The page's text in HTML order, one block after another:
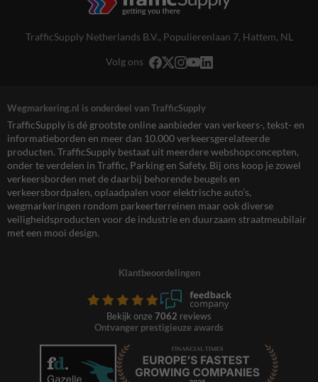
TrafficSupply Netherlands B.V., Populierenlaan 7, Hattem, NL
Volg ons
Wegmarkering.nl is onderdeel van TrafficSupply
TrafficSupply is dé grootste online aanbieder van verkeers-, tekst- en
informatieborden en meer dan 10.000 verkeersgerelateerde
producten. TrafficSupply bestaat uit meerdere webshopconcepten,
onder te verdelen in Traffic, Parking en Safety. Bij ons koop je zowel
verkeersborden met de daarbij behorende beugels en
verkeersbordpalen, oplaadpalen voor elektrische auto’s,
wegmarkeringen rondom parkeerterreinen maar ook diverse
veiligheidsproducten voor de industrie en duurzaam straatmeubilair
met een mooi design.
Klantbeoordelingen
Bekijk onze 7062 reviews
Ontvanger prestigieuze awards